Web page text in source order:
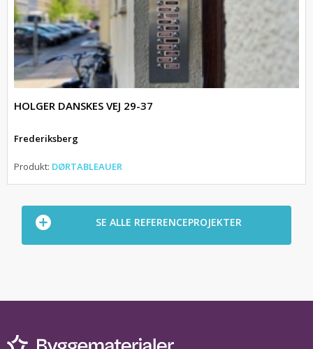
HOLGER DANSKES VEJ 29-37
Frederiksberg
Produkt: DØRTABLEAUER
SE ALLE REFERENCEPROJEKTER